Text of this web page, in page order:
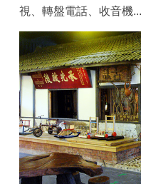
視、轉盤電話、收音機...